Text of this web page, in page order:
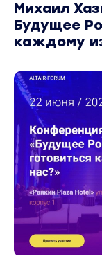
Михаил
Будущее
каждому